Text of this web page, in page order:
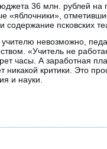
36 млн. рублей на
«яблочники»,
содержание псковских
невозможно,
«Учитель не
часы. А заработная
никакой критики. Это
и науки.